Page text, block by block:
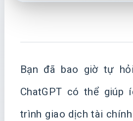
Bạn đã bao giờ tự
ChatGPT có thể giúp
trình giao dịch tài